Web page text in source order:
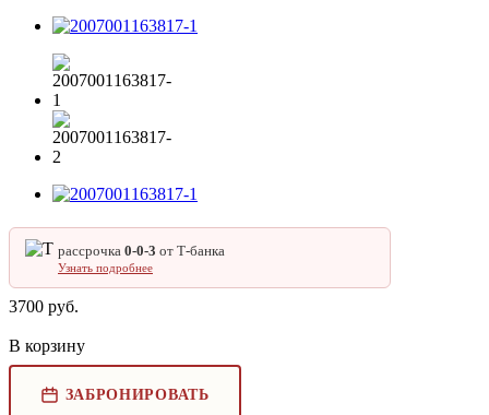
рассрочка 0‑0‑3 от Т‑банка
Узнать подробнее
3700 руб.
В корзину
ЗАБРОНИРОВАТЬ